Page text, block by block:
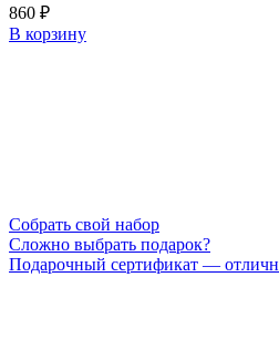
860 ₽
В корзину
Cобрать свой набор
Сложно выбрать подарок?
Подарочный сертификат —